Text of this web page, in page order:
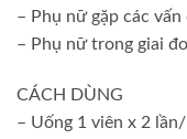
– Phụ nữ gặp các vấn
– Phụ nữ trong giai
CÁCH DÙNG
– Uống 1 viên x 2